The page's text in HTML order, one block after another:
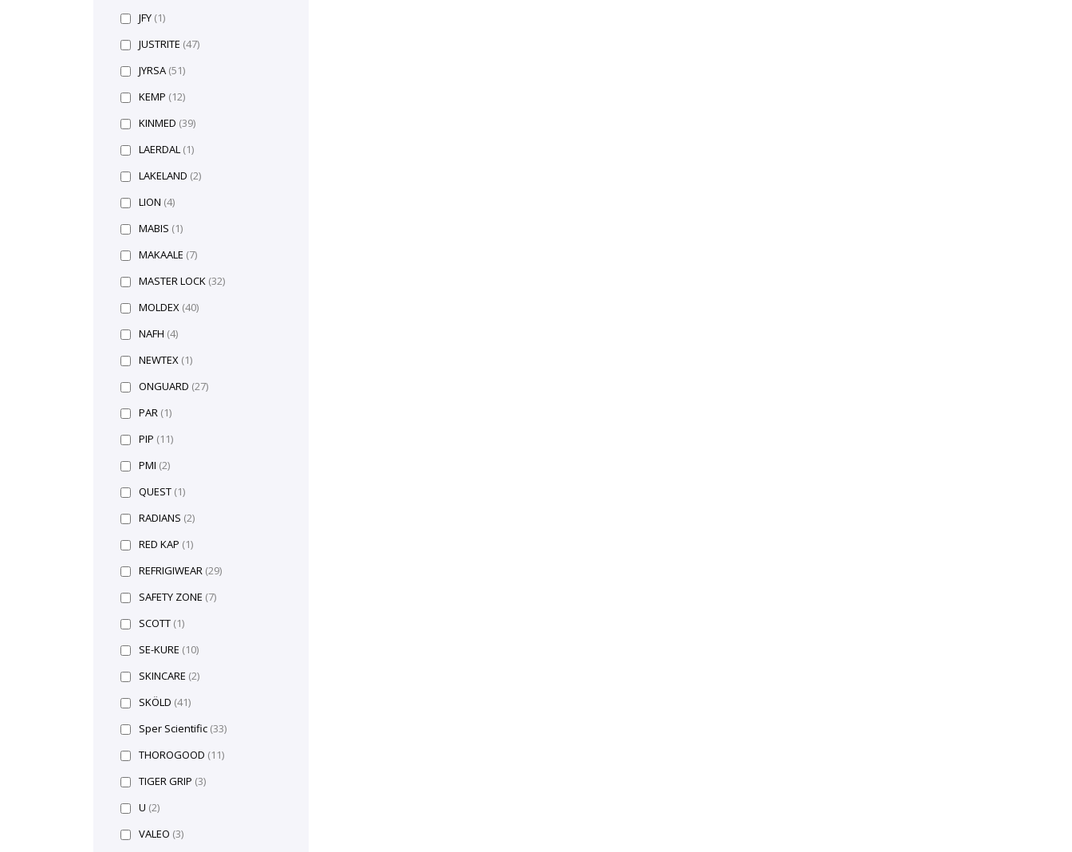
JFY (1)
JUSTRITE (47)
JYRSA (51)
KEMP (12)
KINMED (39)
LAERDAL (1)
LAKELAND (2)
LION (4)
MABIS (1)
MAKAALE (7)
MASTER LOCK (32)
MOLDEX (40)
NAFH (4)
NEWTEX (1)
ONGUARD (27)
PAR (1)
PIP (11)
PMI (2)
QUEST (1)
RADIANS (2)
RED KAP (1)
REFRIGIWEAR (29)
SAFETY ZONE (7)
SCOTT (1)
SE-KURE (10)
SKINCARE (2)
SKÖLD (41)
Sper Scientific (33)
THOROGOOD (11)
TIGER GRIP (3)
U (2)
VALEO (3)